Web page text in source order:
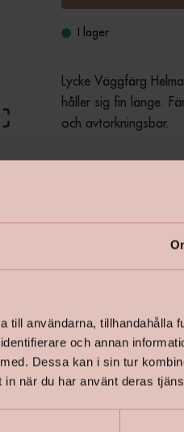
till användarna, tillhandahålla
och annan
Dessa kan i sin tur
när du har använt deras
I lager
Lycke Väggfärg
håller sig fin länge.
och avtorkningsbar.
Använd vår enkla
Inspireras till ditt
+ Specifikationer